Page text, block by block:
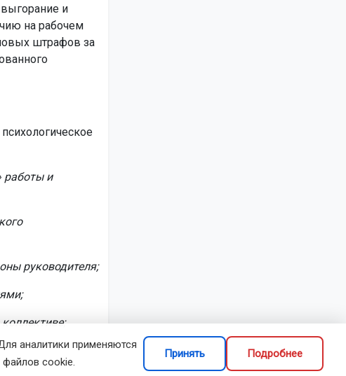
и
на рабочем
штрафов за
работы и
руководителя;
аналитики применяются
cookie.
Принять Подробнее